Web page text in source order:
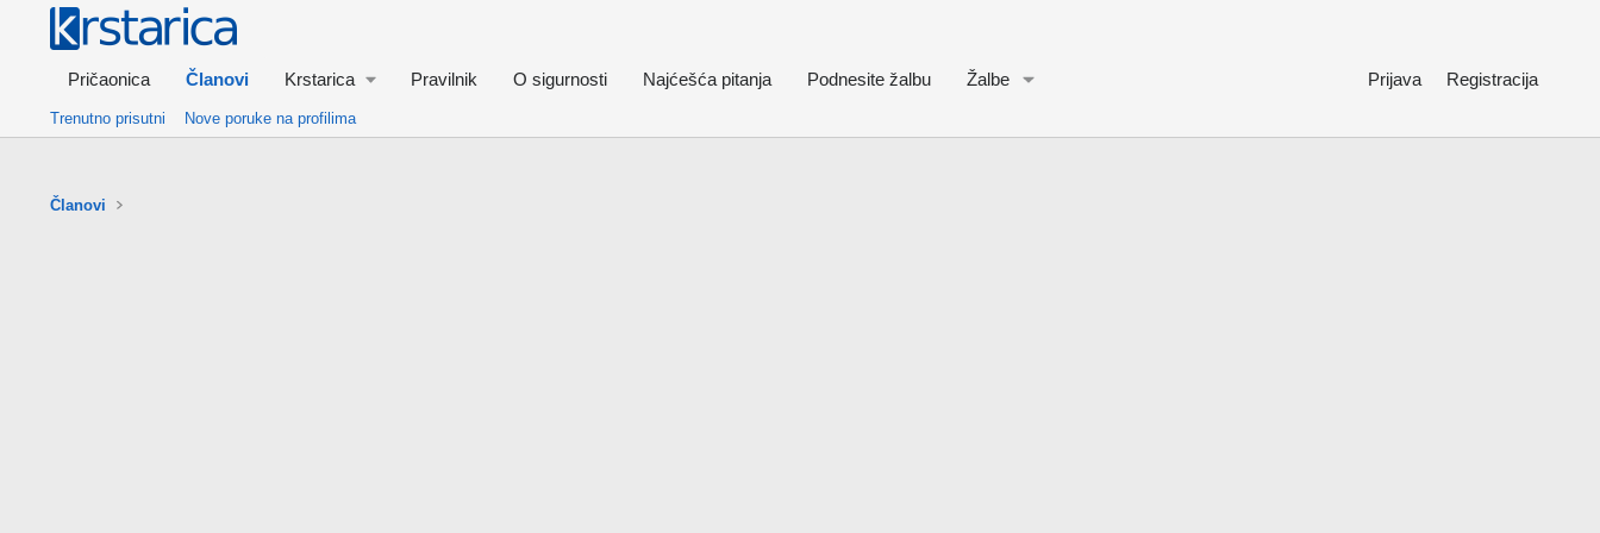
Pričaonica Članovi Krstarica Pravilnik O sigurnosti Najćešća pitanja Podnesite žalbu Žalbe Prijava Registracija
Trenutno prisutni Nove poruke na profilima
Članovi